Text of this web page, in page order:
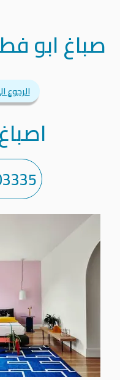
صباغ ابو
الرجوع